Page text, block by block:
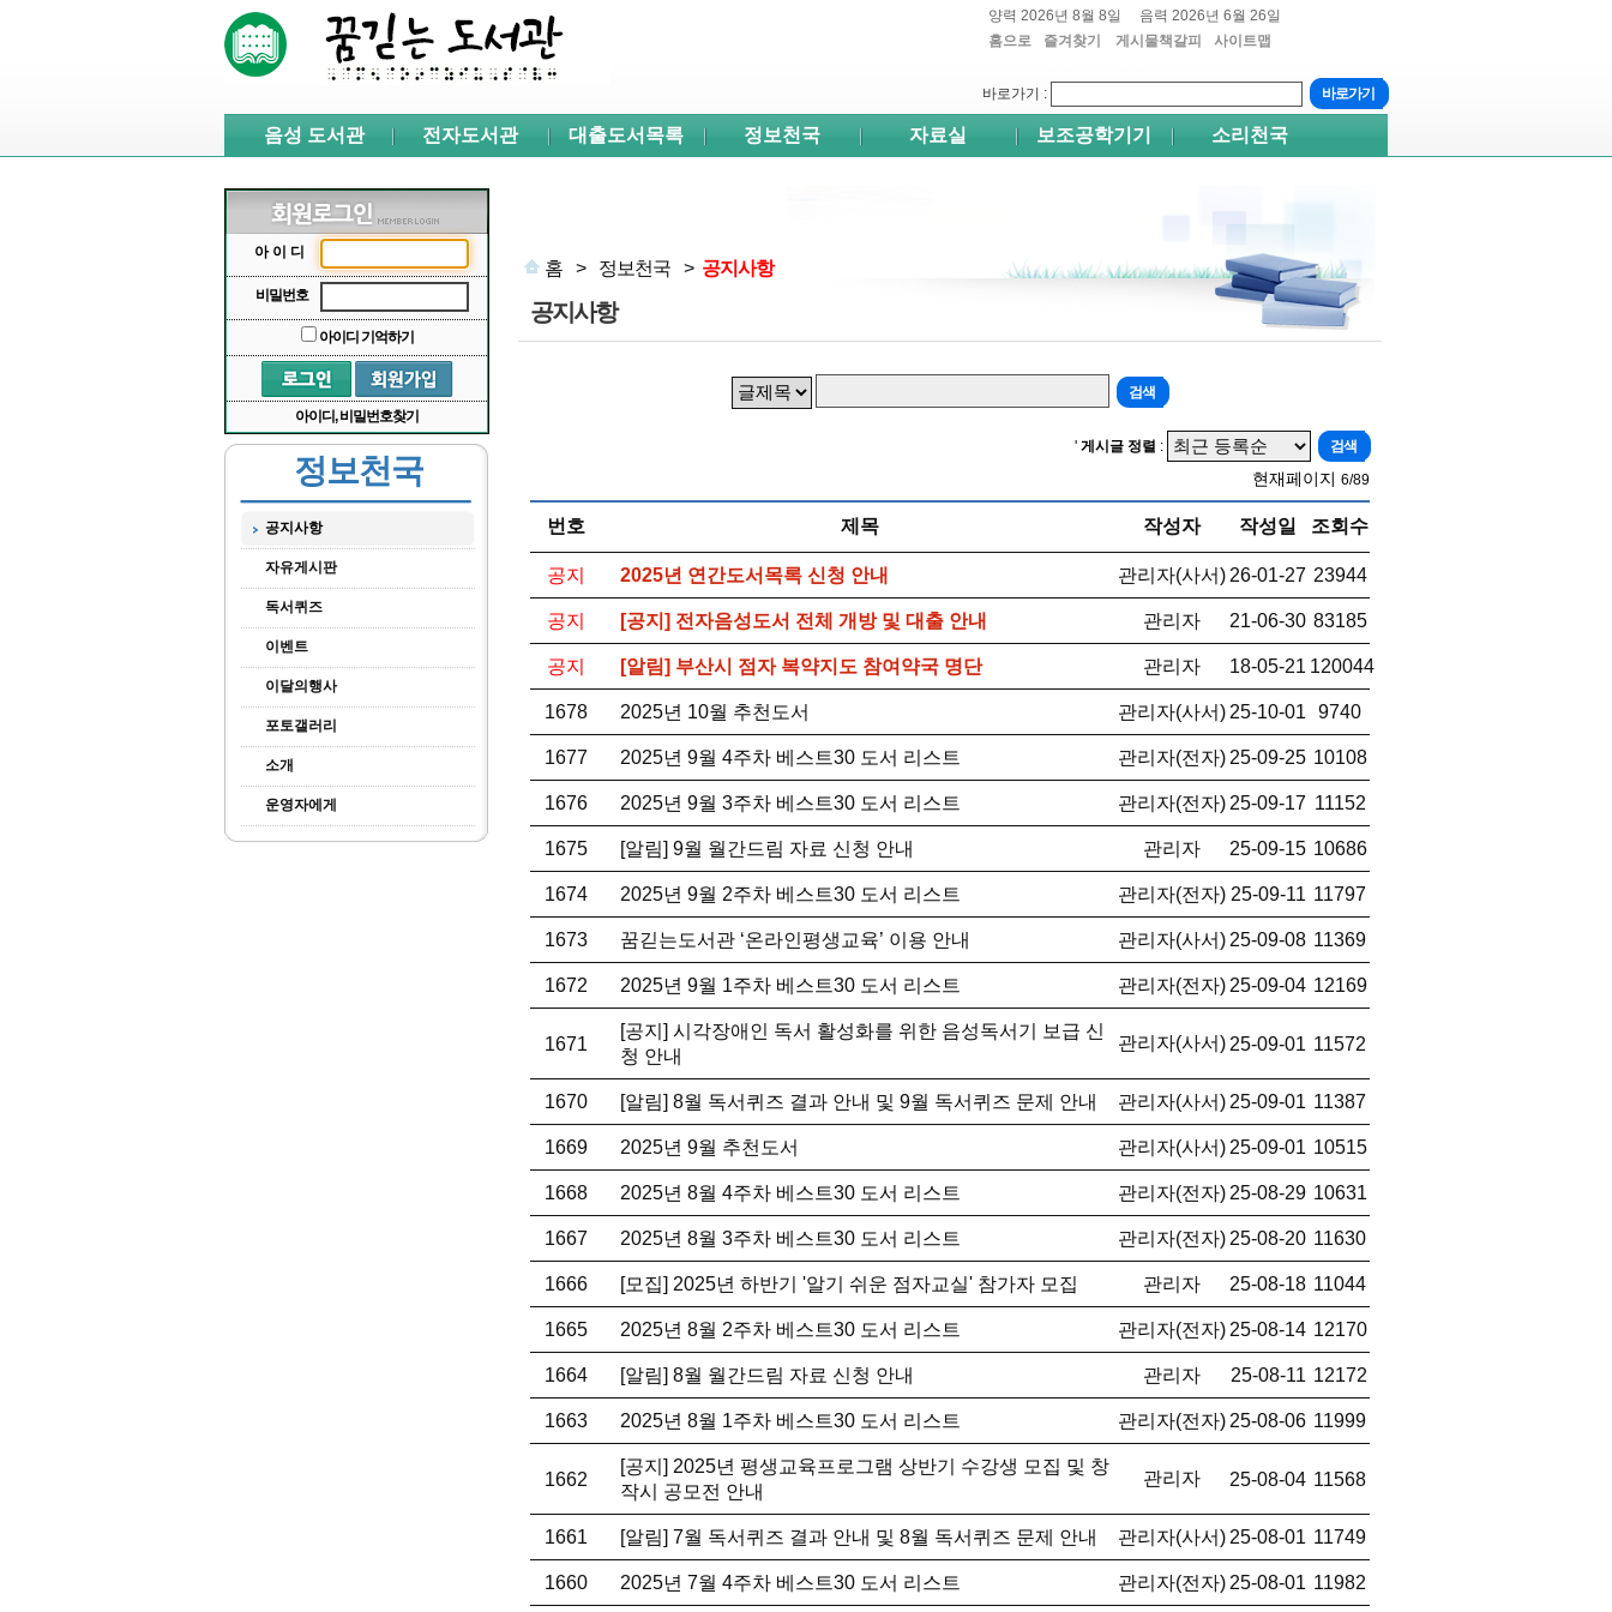
양력 2026년 8월 8일
음력 2026년 6월 26일
홈으로
즐겨찾기
게시물책갈피
사이트맵
바로가기 :
음성 도서관 전자도서관 대출도서목록 정보천국 자료실 보조공학기기 소리천국
아이디
비밀번호
아이디 기억하기
아이디, 비밀번호찾기
정보천국
공지사항
자유게시판
독서퀴즈
이벤트
이달의행사
포토갤러리
소개
운영자에게
홈 > 정보천국 > 공지사항
공지사항
' 게시글 정렬 :
현재페이지 6/89
번호 제목 작성자 작성일 조회수
공지 2025년 연간도서목록 신청 안내 관리자(사서) 26-01-27 23944
공지 [공지] 전자음성도서 전체 개방 및 대출 안내 관리자 21-06-30 83185
공지 [알림] 부산시 점자 복약지도 참여약국 명단 관리자 18-05-21 120044
1678 2025년 10월 추천도서 관리자(사서) 25-10-01 9740
1677 2025년 9월 4주차 베스트30 도서 리스트 관리자(전자) 25-09-25 10108
1676 2025년 9월 3주차 베스트30 도서 리스트 관리자(전자) 25-09-17 11152
1675 [알림] 9월 월간드림 자료 신청 안내 관리자 25-09-15 10686
1674 2025년 9월 2주차 베스트30 도서 리스트 관리자(전자) 25-09-11 11797
1673 꿈긷는도서관 ‘온라인평생교육’ 이용 안내 관리자(사서) 25-09-08 11369
1672 2025년 9월 1주차 베스트30 도서 리스트 관리자(전자) 25-09-04 12169
1671
[공지] 시각장애인 독서 활성화를 위한 음성독서기 보급 신
청 안내
관리자(사서) 25-09-01 11572
1670 [알림] 8월 독서퀴즈 결과 안내 및 9월 독서퀴즈 문제 안내 관리자(사서) 25-09-01 11387
1669 2025년 9월 추천도서 관리자(사서) 25-09-01 10515
1668 2025년 8월 4주차 베스트30 도서 리스트 관리자(전자) 25-08-29 10631
1667 2025년 8월 3주차 베스트30 도서 리스트 관리자(전자) 25-08-20 11630
1666 [모집] 2025년 하반기 '알기 쉬운 점자교실' 참가자 모집 관리자 25-08-18 11044
1665 2025년 8월 2주차 베스트30 도서 리스트 관리자(전자) 25-08-14 12170
1664 [알림] 8월 월간드림 자료 신청 안내 관리자 25-08-11 12172
1663 2025년 8월 1주차 베스트30 도서 리스트 관리자(전자) 25-08-06 11999
1662
[공지] 2025년 평생교육프로그램 상반기 수강생 모집 및 창
작시 공모전 안내
관리자 25-08-04 11568
1661 [알림] 7월 독서퀴즈 결과 안내 및 8월 독서퀴즈 문제 안내 관리자(사서) 25-08-01 11749
1660 2025년 7월 4주차 베스트30 도서 리스트 관리자(전자) 25-08-01 11982